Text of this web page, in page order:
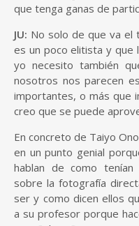
que tenga ganas de
JU: No solo de que va el
es un poco elitista y que
yo necesito también
nosotros nos parecen
importantes, o más que
creo que se puede
En concreto de Taiyo
en un punto genial
hablan de como
sobre la fotografía
ser y como dicen ellos
a su profesor porque